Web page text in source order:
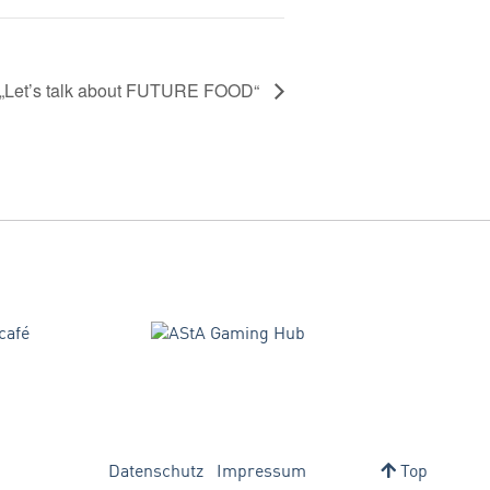
„Let’s talk about FUTURE FOOD“
Datenschutz Impressum Top